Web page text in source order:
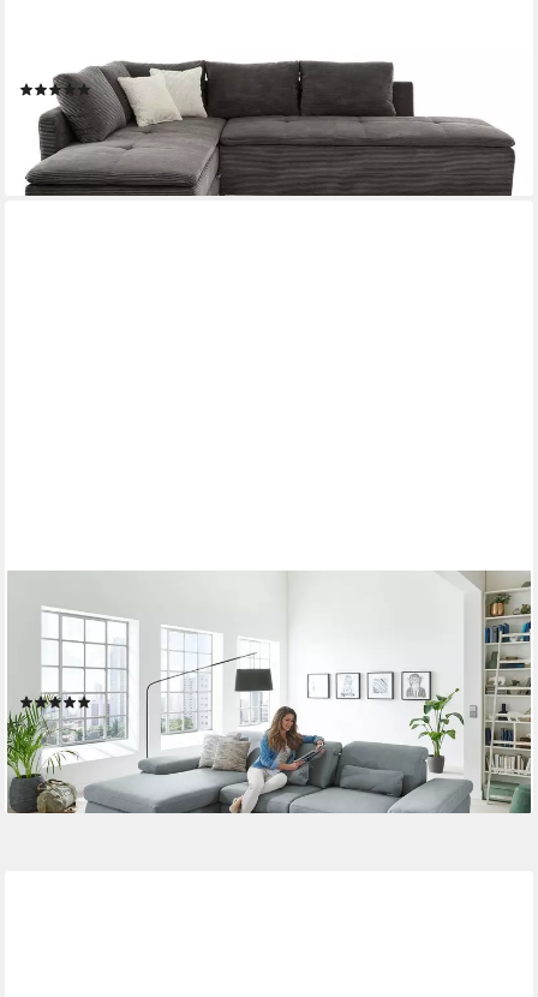
Dunkelgrau
(7)
1.799,00 € UVP 2.799,00 €
-36%
lieferbar - in 5-6 Werktagen bei dir
Ecksofa MP-IN17041 L-Form, Breite 325 cm,
Sitztiefenverstellung, optional Kopfteilverstellung &
Schlaffunktion
(4)
ab 2.079,99 €
lieferbar in 6 Wochen